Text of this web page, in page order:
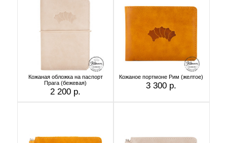
Кожаная обложка на паспорт
Прага (бежевая)
2 200 р.
Кожаное портмоне Рим (желтое)
3 300 р.